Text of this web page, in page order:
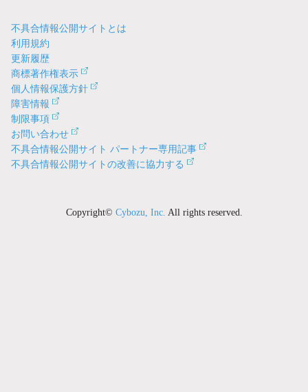
不具合情報公開サイトとは
利用規約
更新履歴
商標著作権表示
個人情報保護方針
障害情報
制限事項
お問い合わせ
不具合情報公開サイト パートナー専用記事
不具合情報公開サイトの改善に協力する
Copyright© Cybozu, Inc. All rights reserved.